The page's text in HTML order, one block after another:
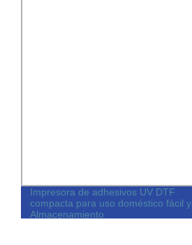
Impresora de adhesivos UV DTF
compacta para uso doméstico fácil y.
Almacenamiento